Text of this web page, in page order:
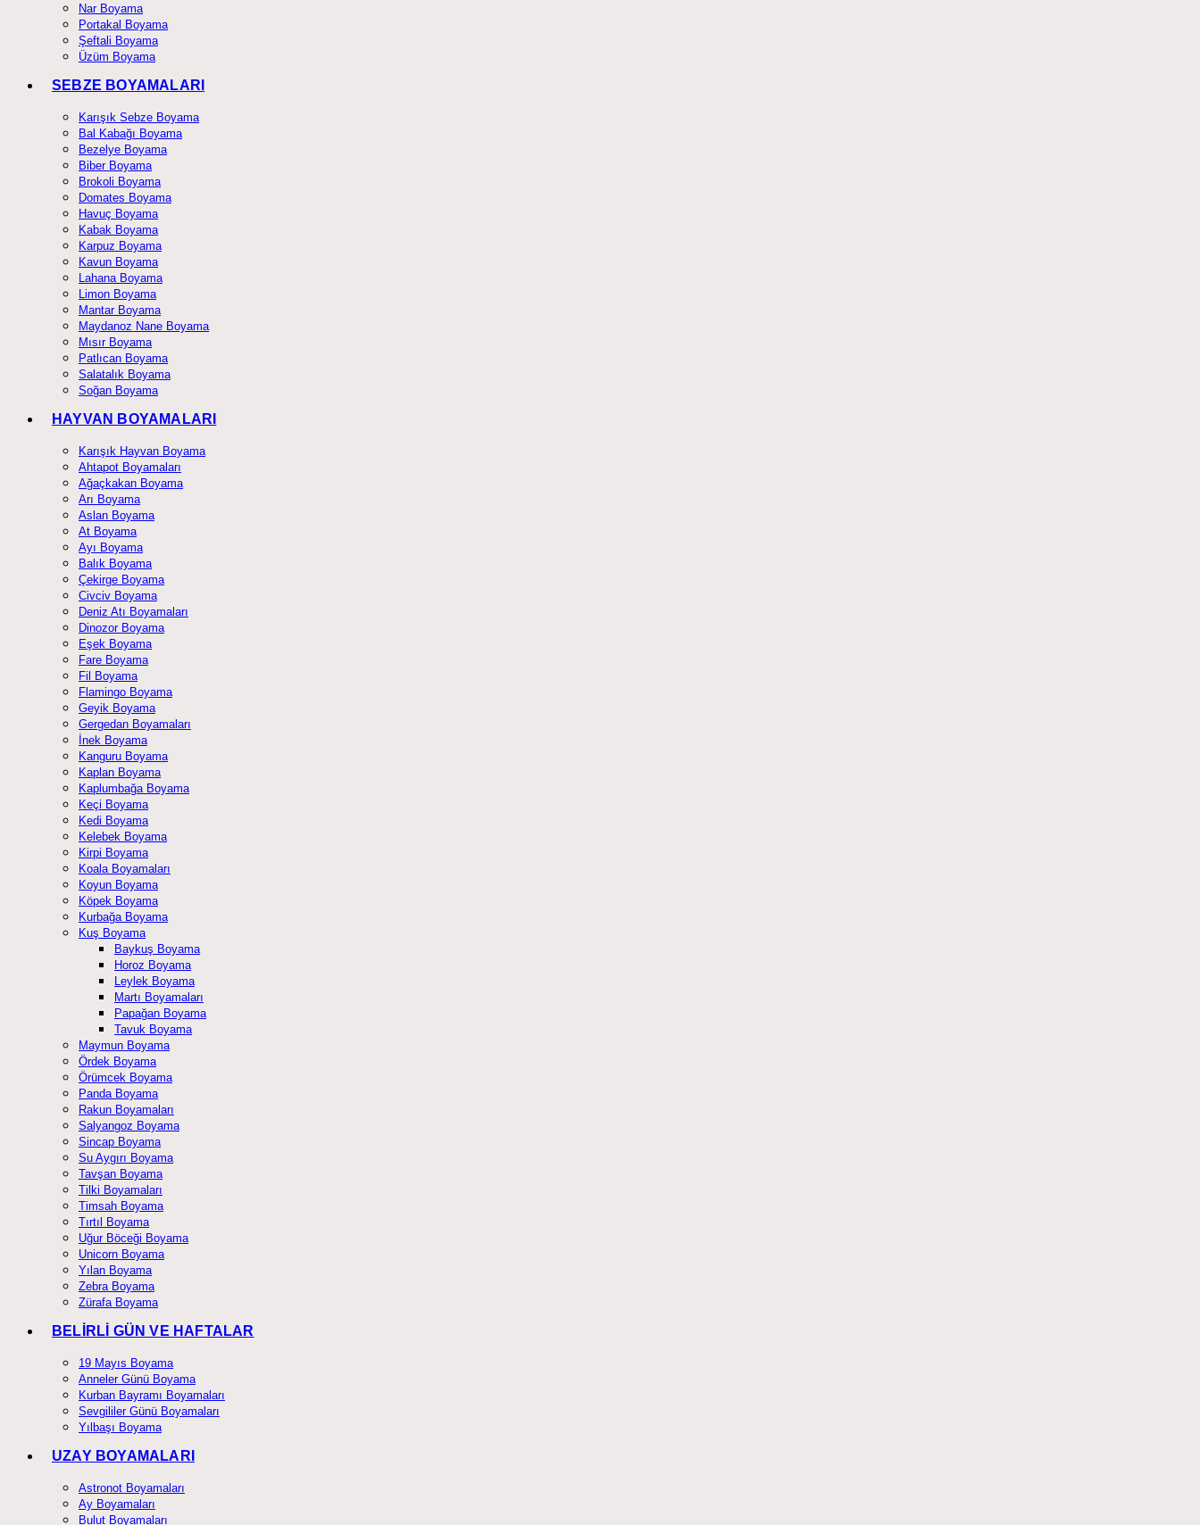
Nar Boyama
Portakal Boyama
Şeftali Boyama
Üzüm Boyama
SEBZE BOYAMALARI
Karışık Sebze Boyama
Bal Kabağı Boyama
Bezelye Boyama
Biber Boyama
Brokoli Boyama
Domates Boyama
Havuç Boyama
Kabak Boyama
Karpuz Boyama
Kavun Boyama
Lahana Boyama
Limon Boyama
Mantar Boyama
Maydanoz Nane Boyama
Mısır Boyama
Patlıcan Boyama
Salatalık Boyama
Soğan Boyama
HAYVAN BOYAMALARI
Karışık Hayvan Boyama
Ahtapot Boyamaları
Ağaçkakan Boyama
Arı Boyama
Aslan Boyama
At Boyama
Ayı Boyama
Balık Boyama
Çekirge Boyama
Civciv Boyama
Deniz Atı Boyamaları
Dinozor Boyama
Eşek Boyama
Fare Boyama
Fil Boyama
Flamingo Boyama
Geyik Boyama
Gergedan Boyamaları
İnek Boyama
Kanguru Boyama
Kaplan Boyama
Kaplumbağa Boyama
Keçi Boyama
Kedi Boyama
Kelebek Boyama
Kirpi Boyama
Koala Boyamaları
Koyun Boyama
Köpek Boyama
Kurbağa Boyama
Kuş Boyama
Baykuş Boyama
Horoz Boyama
Leylek Boyama
Martı Boyamaları
Papağan Boyama
Tavuk Boyama
Maymun Boyama
Ördek Boyama
Örümcek Boyama
Panda Boyama
Rakun Boyamaları
Salyangoz Boyama
Sincap Boyama
Su Aygırı Boyama
Tavşan Boyama
Tilki Boyamaları
Timsah Boyama
Tırtıl Boyama
Uğur Böceği Boyama
Unicorn Boyama
Yılan Boyama
Zebra Boyama
Zürafa Boyama
BELİRLİ GÜN VE HAFTALAR
19 Mayıs Boyama
Anneler Günü Boyama
Kurban Bayramı Boyamaları
Sevgililer Günü Boyamaları
Yılbaşı Boyama
UZAY BOYAMALARI
Astronot Boyamaları
Ay Boyamaları
Bulut Boyamaları